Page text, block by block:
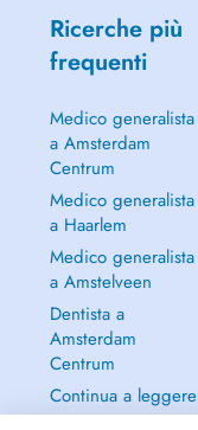
Ricerche più
frequenti
Medico generalista
a Amsterdam
Centrum
Medico generalista
a Haarlem
Medico generalista
a Amstelveen
Dentista a
Amsterdam
Centrum
Continua a leggere
→